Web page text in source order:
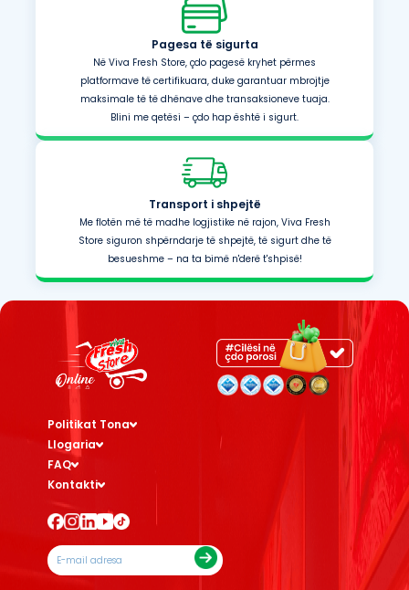
Pagesa të sigurta
Në Viva Fresh Store, çdo pagesë kryhet përmes
platformave të certifikuara, duke garantuar mbrojtje
maksimale të të dhënave dhe transaksioneve tuaja.
Blini me qetësi – çdo hap është i sigurt.
Transport i shpejtë
Me flotën më të madhe logjistike në rajon, Viva Fresh
Store siguron shpërndarje të shpejtë, të sigurt dhe të
besueshme – na ta bimë n'derë t'shpisë!
Politikat Tona
Llogaria
FAQ
Kontakti